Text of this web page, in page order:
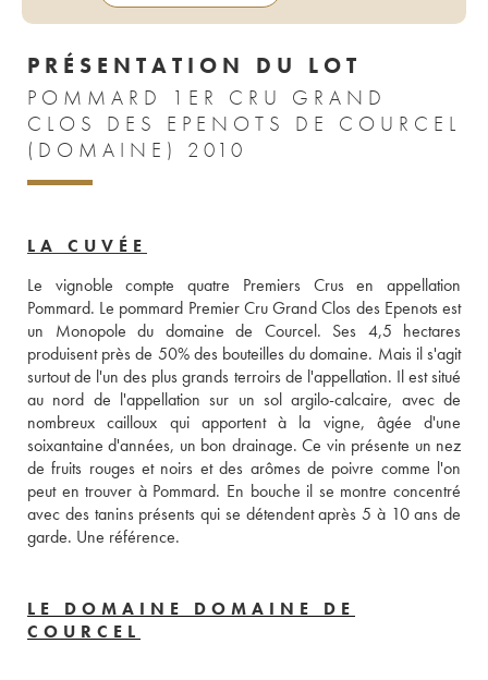
PRÉSENTATION DU LOT
POMMARD 1ER CRU GRAND
CLOS DES EPENOTS DE COURCEL
(DOMAINE) 2010
LA CUVÉE
Le vignoble compte quatre Premiers Crus en appellation
Pommard. Le pommard Premier Cru Grand Clos des Epenots est
un Monopole du domaine de Courcel. Ses 4,5 hectares
produisent près de 50% des bouteilles du domaine. Mais il s'agit
surtout de l'un des plus grands terroirs de l'appellation. Il est situé
au nord de l'appellation sur un sol argilo-calcaire, avec de
nombreux cailloux qui apportent à la vigne, âgée d'une
soixantaine d'années, un bon drainage. Ce vin présente un nez
de fruits rouges et noirs et des arômes de poivre comme l'on
peut en trouver à Pommard. En bouche il se montre concentré
avec des tanins présents qui se détendent après 5 à 10 ans de
garde. Une référence.
LE DOMAINE DOMAINE DE
COURCEL